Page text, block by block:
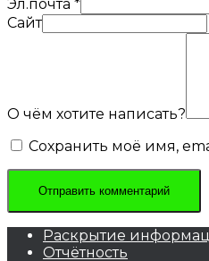
Эл.почта *
Сайт
О чём хотите написать?
Сохранить моё имя,
Раскрытие
Отчётность